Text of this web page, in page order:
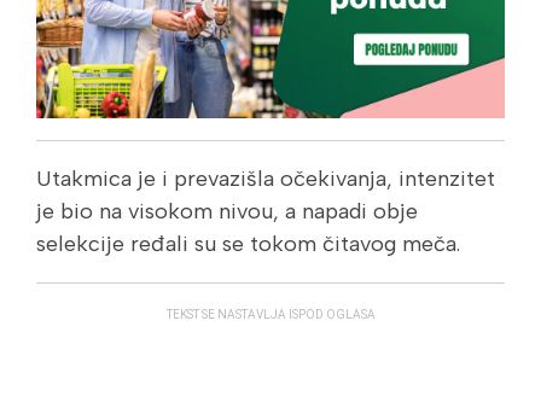
Utakmica je i prevazišla očekivanja, intenzitet
je bio na visokom nivou, a napadi obje
selekcije ređali su se tokom čitavog meča.
TEKST SE NASTAVLJA ISPOD OGLASA